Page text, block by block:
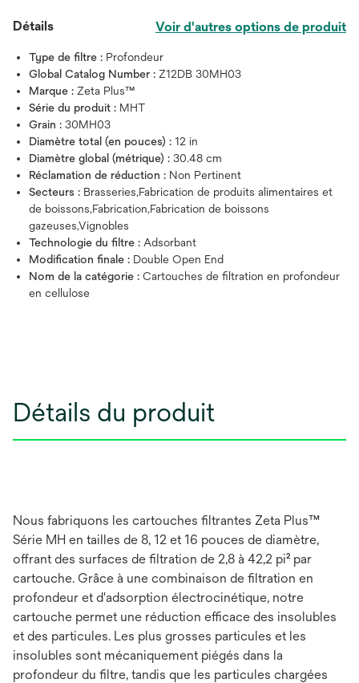
Détails Voir d'autres options de produit
Type de filtre : Profondeur
Global Catalog Number : Z12DB 30MH03
Marque : Zeta Plus™
Série du produit : MHT
Grain : 30MH03
Diamètre total (en pouces) : 12 in
Diamètre global (métrique) : 30.48 cm
Réclamation de réduction : Non Pertinent
Secteurs : Brasseries,Fabrication de produits alimentaires et
de boissons,Fabrication,Fabrication de boissons
gazeuses,Vignobles
Technologie du filtre : Adsorbant
Modification finale : Double Open End
Nom de la catégorie : Cartouches de filtration en profondeur
en cellulose
Détails du produit
Nous fabriquons les cartouches filtrantes Zeta Plus™
Série MH en tailles de 8, 12 et 16 pouces de diamètre,
offrant des surfaces de filtration de 2,8 à 42,2 pi² par
cartouche. Grâce à une combinaison de filtration en
profondeur et d'adsorption électrocinétique, notre
cartouche permet une réduction efficace des insolubles
et des particules. Les plus grosses particules et les
insolubles sont mécaniquement piégés dans la
profondeur du filtre, tandis que les particules chargées